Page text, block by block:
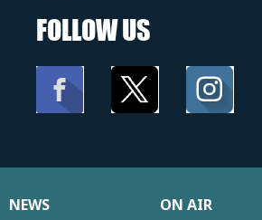
FOLLOW US
NEWS ON AIR